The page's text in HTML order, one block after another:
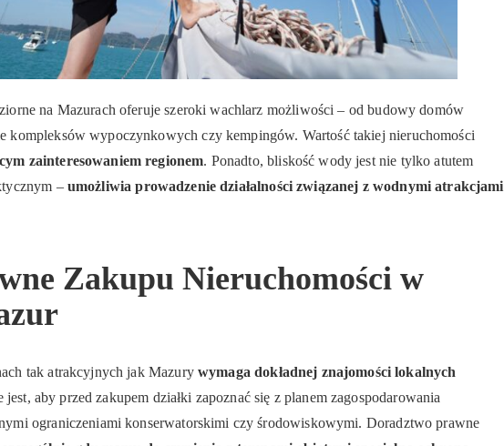
na Mazurach oferuje szeroki wachlarz możliwości – od budowy domów
kompleksów wypoczynkowych czy kempingów. Wartość takiej nieruchomości
zainteresowaniem regionem. Ponadto, bliskość wody jest nie tylko atutem
– umożliwia prowadzenie działalności związanej z wodnymi atrakcjami
Zakupu Nieruchomości w
tak atrakcyjnych jak Mazury wymaga dokładnej znajomości lokalnych
jest, aby przed zakupem działki zapoznać się z planem zagospodarowania
ograniczeniami konserwatorskimi czy środowiskowymi. Doradztwo prawne